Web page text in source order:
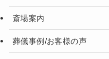
斎場案内
葬儀事例/お客様の声